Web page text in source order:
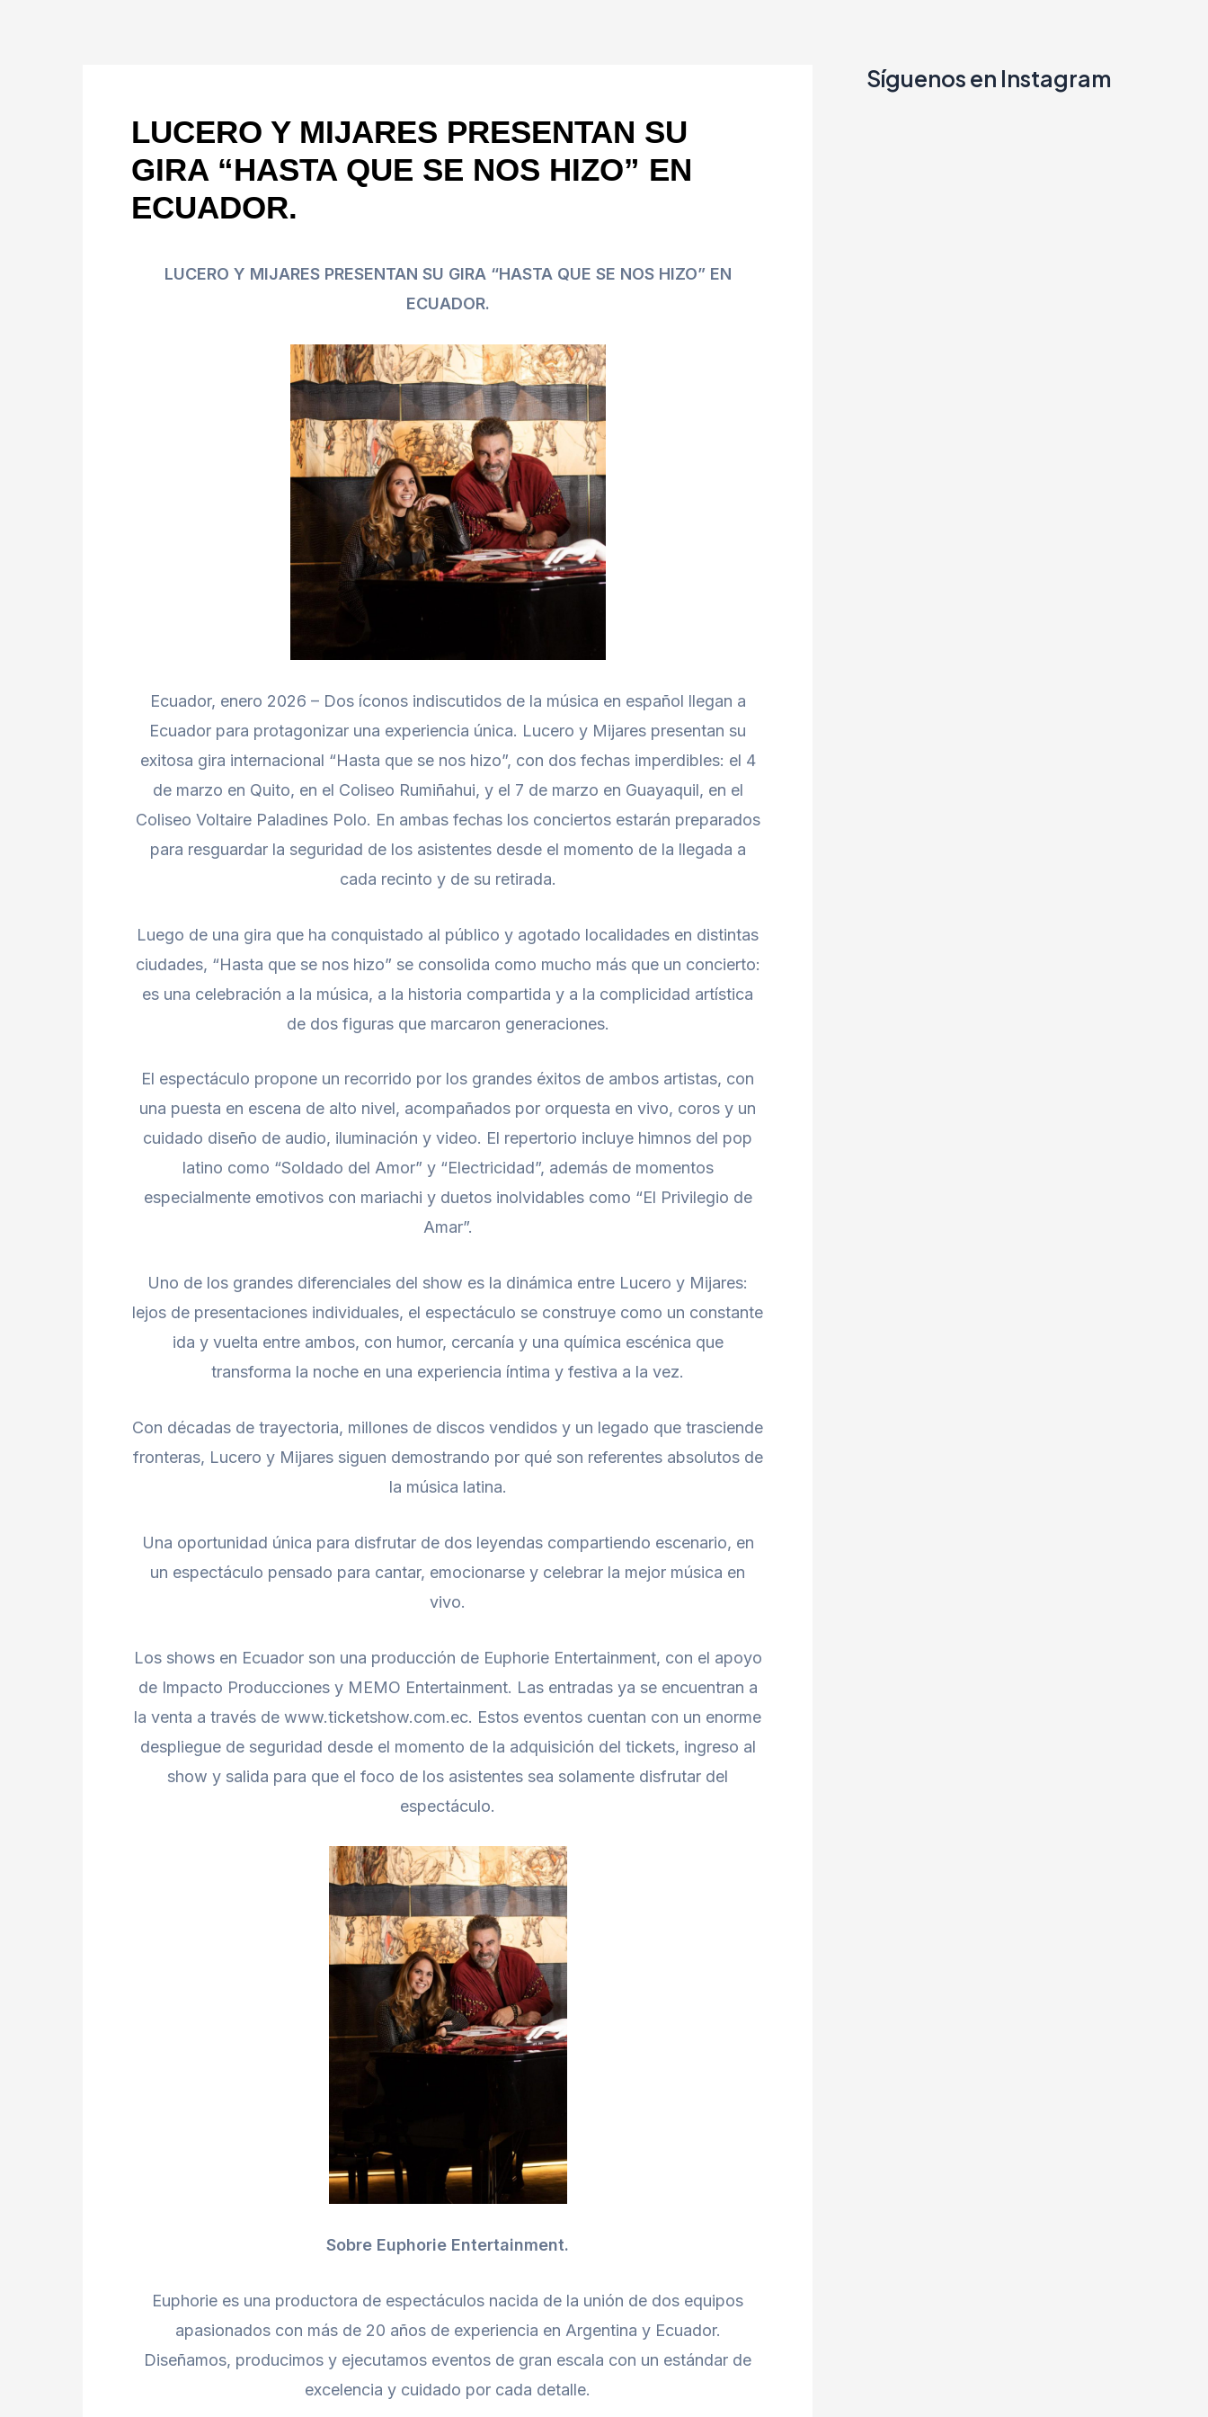
LUCERO Y MIJARES PRESENTAN SU
GIRA “HASTA QUE SE NOS HIZO” EN
ECUADOR.
LUCERO Y MIJARES PRESENTAN SU GIRA “HASTA QUE SE NOS HIZO” EN
ECUADOR.
Ecuador, enero 2026 – Dos íconos indiscutidos de la música en español llegan a
Ecuador para protagonizar una experiencia única. Lucero y Mijares presentan su
exitosa gira internacional “Hasta que se nos hizo”, con dos fechas imperdibles: el 4
de marzo en Quito, en el Coliseo Rumiñahui, y el 7 de marzo en Guayaquil, en el
Coliseo Voltaire Paladines Polo. En ambas fechas los conciertos estarán preparados
para resguardar la seguridad de los asistentes desde el momento de la llegada a
cada recinto y de su retirada.
Luego de una gira que ha conquistado al público y agotado localidades en distintas
ciudades, “Hasta que se nos hizo” se consolida como mucho más que un concierto:
es una celebración a la música, a la historia compartida y a la complicidad artística
de dos figuras que marcaron generaciones.
El espectáculo propone un recorrido por los grandes éxitos de ambos artistas, con
una puesta en escena de alto nivel, acompañados por orquesta en vivo, coros y un
cuidado diseño de audio, iluminación y video. El repertorio incluye himnos del pop
latino como “Soldado del Amor” y “Electricidad”, además de momentos
especialmente emotivos con mariachi y duetos inolvidables como “El Privilegio de
Amar”.
Uno de los grandes diferenciales del show es la dinámica entre Lucero y Mijares:
lejos de presentaciones individuales, el espectáculo se construye como un constante
ida y vuelta entre ambos, con humor, cercanía y una química escénica que
transforma la noche en una experiencia íntima y festiva a la vez.
Con décadas de trayectoria, millones de discos vendidos y un legado que trasciende
fronteras, Lucero y Mijares siguen demostrando por qué son referentes absolutos de
la música latina.
Una oportunidad única para disfrutar de dos leyendas compartiendo escenario, en
un espectáculo pensado para cantar, emocionarse y celebrar la mejor música en
vivo.
Los shows en Ecuador son una producción de Euphorie Entertainment, con el apoyo
de Impacto Producciones y MEMO Entertainment. Las entradas ya se encuentran a
la venta a través de www.ticketshow.com.ec. Estos eventos cuentan con un enorme
despliegue de seguridad desde el momento de la adquisición del tickets, ingreso al
show y salida para que el foco de los asistentes sea solamente disfrutar del
espectáculo.
Sobre Euphorie Entertainment.
Euphorie es una productora de espectáculos nacida de la unión de dos equipos
apasionados con más de 20 años de experiencia en Argentina y Ecuador.
Diseñamos, producimos y ejecutamos eventos de gran escala con un estándar de
excelencia y cuidado por cada detalle.
Síguenos en Instagram